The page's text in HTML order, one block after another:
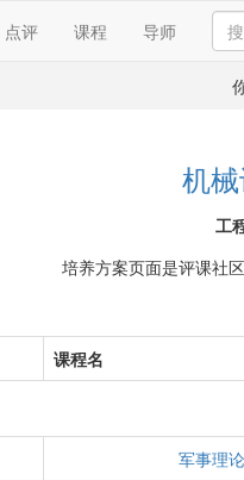
点评 课程 导师
机
工
培养方案页面是评课社
课程名
军事理论